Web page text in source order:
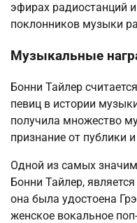
эфирах радиостанций
поклонников музыки
Музыкальные
Бонни Тайлер
певиц в истории
получила множество
признание от публики
Одной из самых
Бонни Тайлер,
она была удостоена
женское вокальное